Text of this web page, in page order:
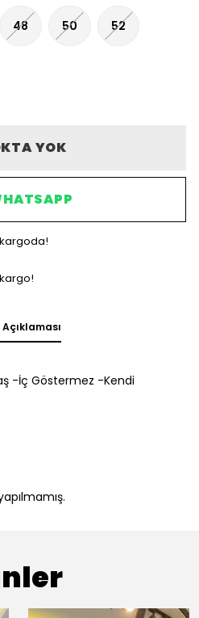
48 50 52
YOK
Açıklaması
-İç Göstermez -Kendi